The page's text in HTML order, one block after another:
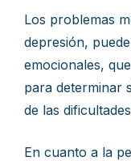
Los problemas
depresión,
emocionales,
para determinar
de las
En cuanto a la